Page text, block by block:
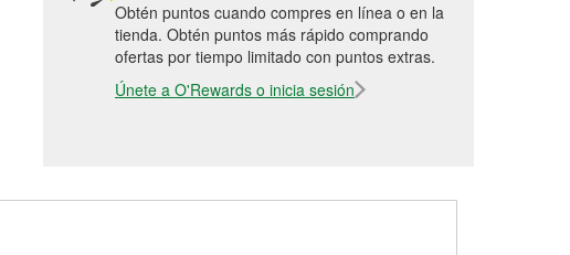
Obtén puntos cuando compres en línea o en la
tienda. Obtén puntos más rápido comprando
ofertas por tiempo limitado con puntos extras.
Únete a O'Rewards o inicia sesión